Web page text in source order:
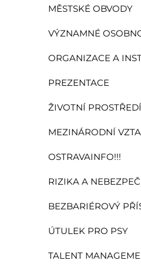
MĚSTSKÉ OBVODY
VÝZNAMNÉ
ORGANIZACE A
PREZENTACE
ŽIVOTNÍ PROSTŘEDÍ
MEZINÁRODNÍ
OSTRAVAINFO!!!
RIZIKA A
BEZBARIÉROVÝ
ÚTULEK PRO PSY
TALENT